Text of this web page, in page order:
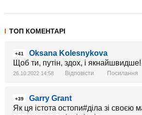
ТОП КОМЕНТАРІ
+41
Oksana Kolesnykova
Щоб ти, путін, здох, і якнайшвидше!
26.10.2022 14:58 Відповісти Посилання
+39
Garry Grant
Як ця істота остопи#діла зі своєю